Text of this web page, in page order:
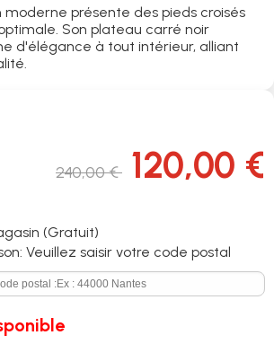
moderne présente des pieds croisés
Son plateau carré noir
d'élégance à tout intérieur, alliant
240,00 € 120,00 €
(Gratuit)
Veuillez saisir votre code postal